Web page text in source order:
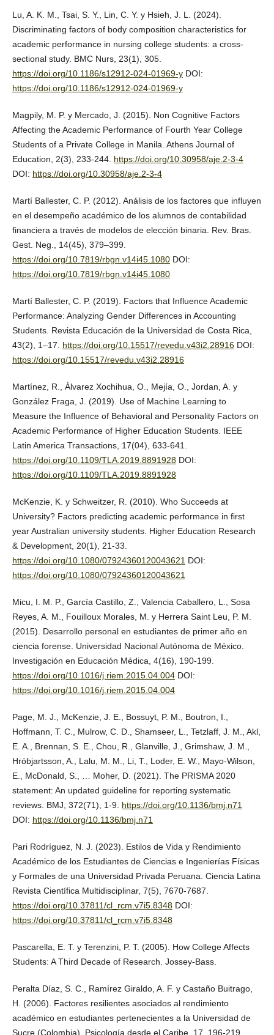
Lu, A. K. M., Tsai, S. Y., Lin, C. Y. y Hsieh, J. L. (2024).
Discriminating factors of body composition characteristics for
academic performance in nursing college students: a cross-
sectional study. BMC Nurs, 23(1), 305.
https://doi.org/10.1186/s12912-024-01969-yDOI:
https://doi.org/10.1186/s12912-024-01969-y
Magpily, M. P. y Mercado, J. (2015). Non Cognitive Factors
Affecting the Academic Performance of Fourth Year College
Students of a Private College in Manila. Athens Journal of
Education, 2(3), 233-244. https://doi.org/10.30958/aje.2-3-4
DOI: https://doi.org/10.30958/aje.2-3-4
Martí Ballester, C. P. (2012). Análisis de los factores que influyen
en el desempeño académico de los alumnos de contabilidad
financiera a través de modelos de elección binaria. Rev. Bras.
Gest. Neg., 14(45), 379–399.
https://doi.org/10.7819/rbgn.v14i45.1080DOI:
https://doi.org/10.7819/rbgn.v14i45.1080
Martí Ballester, C. P. (2019). Factors that Influence Academic
Performance: Analyzing Gender Differences in Accounting
Students. Revista Educación de la Universidad de Costa Rica,
43(2), 1–17. https://doi.org/10.15517/revedu.v43i2.28916DOI:
https://doi.org/10.15517/revedu.v43i2.28916
Martínez, R., Álvarez Xochihua, O., Mejía, O., Jordan, A. y
González Fraga, J. (2019). Use of Machine Learning to
Measure the Influence of Behavioral and Personality Factors on
Academic Performance of Higher Education Students. IEEE
Latin America Transactions, 17(04), 633-641.
https://doi.org/10.1109/TLA.2019.8891928DOI:
https://doi.org/10.1109/TLA.2019.8891928
McKenzie, K. y Schweitzer, R. (2010). Who Succeeds at
University? Factors predicting academic performance in first
year Australian university students. Higher Education Research
& Development, 20(1), 21-33.
https://doi.org/10.1080/07924360120043621DOI:
https://doi.org/10.1080/07924360120043621
Micu, I. M. P., García Castillo, Z., Valencia Caballero, L., Sosa
Reyes, A. M., Fouilloux Morales, M. y Herrera Saint Leu, P. M.
(2015). Desarrollo personal en estudiantes de primer año en
ciencia forense. Universidad Nacional Autónoma de México.
Investigación en Educación Médica, 4(16), 190-199.
https://doi.org/10.1016/j.riem.2015.04.004DOI:
https://doi.org/10.1016/j.riem.2015.04.004
Page, M. J., McKenzie, J. E., Bossuyt, P. M., Boutron, I.,
Hoffmann, T. C., Mulrow, C. D., Shamseer, L., Tetzlaff, J. M., Akl,
E. A., Brennan, S. E., Chou, R., Glanville, J., Grimshaw, J. M.,
Hróbjartsson, A., Lalu, M. M., Li, T., Loder, E. W., Mayo-Wilson,
E., McDonald, S., … Moher, D. (2021). The PRISMA 2020
statement: An updated guideline for reporting systematic
reviews. BMJ, 372(71), 1-9. https://doi.org/10.1136/bmj.n71
DOI: https://doi.org/10.1136/bmj.n71
Pari Rodríguez, N. J. (2023). Estilos de Vida y Rendimiento
Académico de los Estudiantes de Ciencias e Ingenierías Físicas
y Formales de una Universidad Privada Peruana. Ciencia Latina
Revista Científica Multidisciplinar, 7(5), 7670-7687.
https://doi.org/10.37811/cl_rcm.v7i5.8348DOI:
https://doi.org/10.37811/cl_rcm.v7i5.8348
Pascarella, E. T. y Terenzini, P. T. (2005). How College Affects
Students: A Third Decade of Research. Jossey-Bass.
Peralta Díaz, S. C., Ramírez Giraldo, A. F. y Castaño Buitrago,
H. (2006). Factores resilientes asociados al rendimiento
académico en estudiantes pertenecientes a la Universidad de
Sucre (Colombia). Psicología desde el Caribe, 17, 196-219.